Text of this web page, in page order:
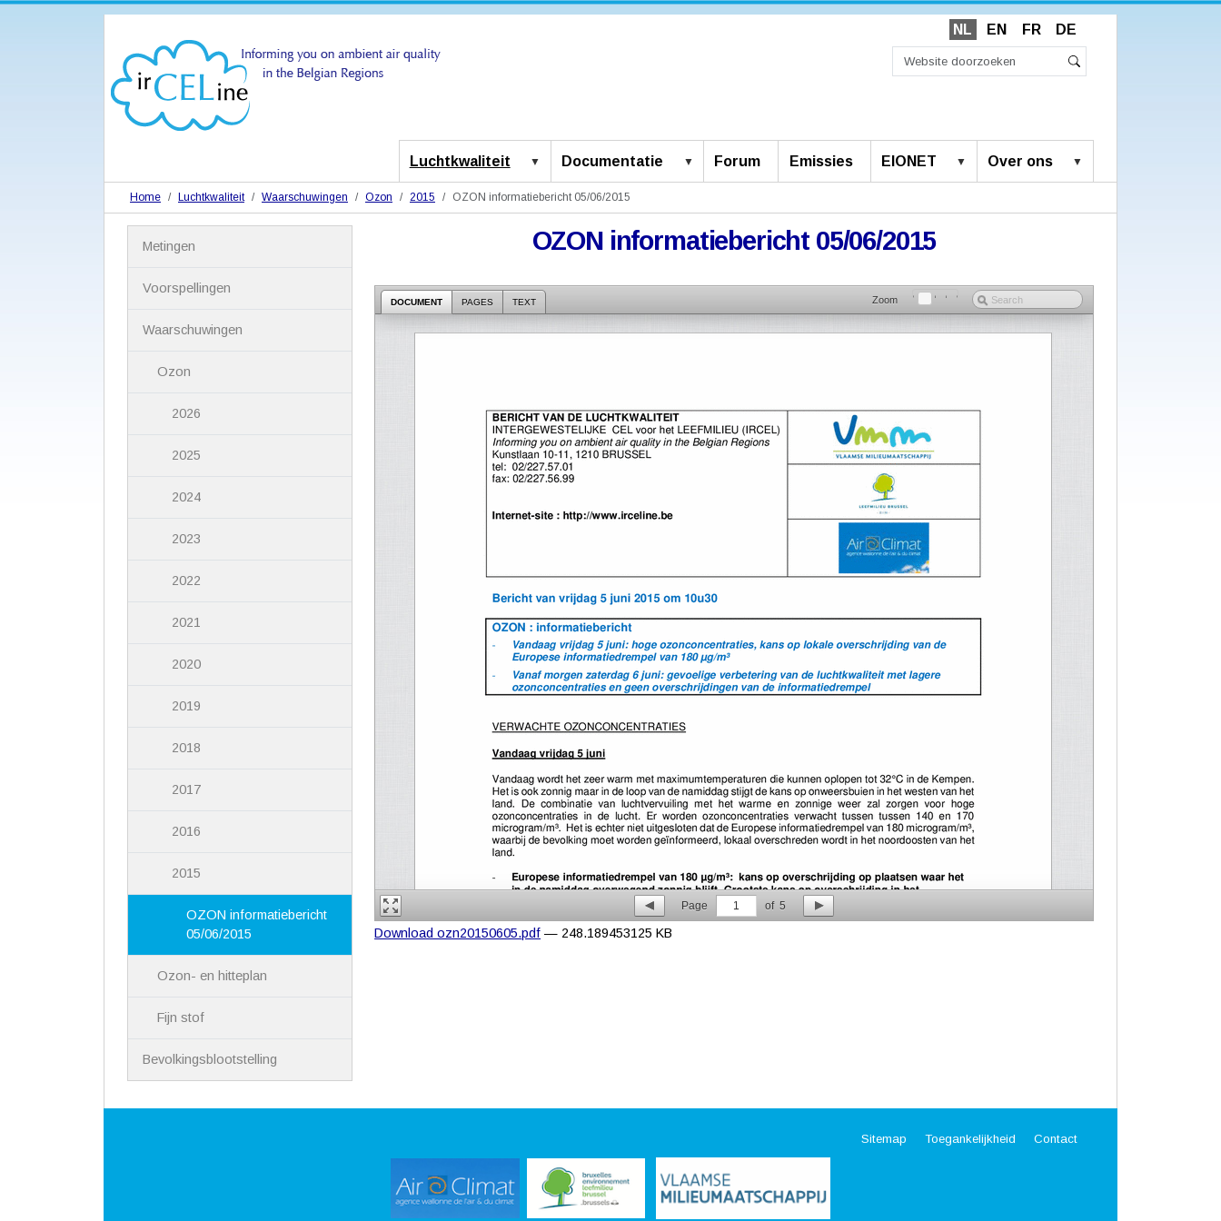
NL EN FR DE
Luchtkwaliteit Documentatie Forum Emissies EIONET Over ons
Home Luchtkwaliteit Waarschuwingen Ozon 2015 OZON informatiebericht 05/06/2015
OZON informatiebericht 05/06/2015
DOCUMENT PAGES TEXT Zoom
Page 1 of5
Download ozn20150605.pdf — 248.189453125 KB
Metingen
Voorspellingen
Waarschuwingen
Ozon
2026
2025
2024
2023
2022
2021
2020
2019
2018
2017
2016
2015
OZON informatiebericht
05/06/2015
Ozon- en hitteplan
Fijn stof
Bevolkingsblootstelling
Sitemap Toegankelijkheid Contact